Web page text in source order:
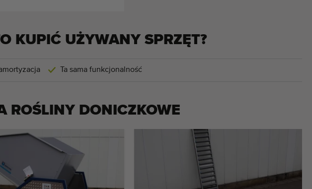
KUPIĆ UŻYWANY SPRZĘT?
Ta sama funkcjonalność
ROŚLINY DONICZKOWE